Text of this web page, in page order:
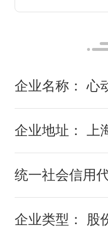
企业名称： 心
企业地址： 上
统一社会信用
企业类型： 股